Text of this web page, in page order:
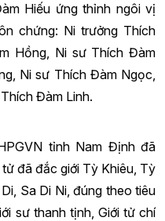
Hiếu ứng thỉnh ngôi vị
chứng: Ni trưởng Thích
Hồng, Ni sư Thích Đàm
Ni sư Thích Đàm Ngọc,
Đàm Linh.
tỉnh Nam Định đã
đã đắc giới Tỳ Khiêu, Tỳ
Sa Di Ni, đúng theo tiêu
sư thanh tịnh, Giới tử chí